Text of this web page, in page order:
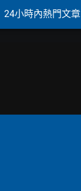
24小時內熱門文章